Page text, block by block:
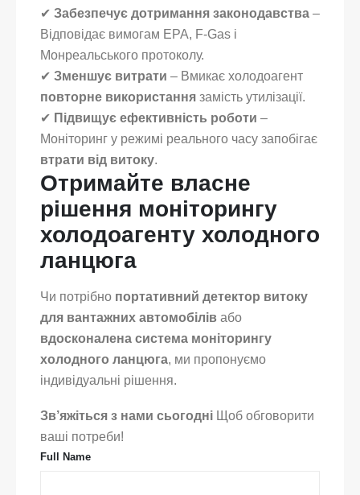
✔ Забезпечує дотримання законодавства –
Відповідає вимогам EPA, F-Gas і
Монреальського протоколу.
✔ Зменшує витрати – Вмикає холодоагент
повторне використання замість утилізації.
✔ Підвищує ефективність роботи –
Моніторинг у режимі реального часу запобігає
втрати від витоку.
Отримайте власне
рішення моніторингу
холодоагенту холодного
ланцюга
Чи потрібно портативний детектор витоку
для вантажних автомобілів або
вдосконалена система моніторингу
холодного ланцюга, ми пропонуємо
індивідуальні рішення.
Зв’яжіться з нами сьогодні Щоб обговорити
ваші потреби!
Full Name